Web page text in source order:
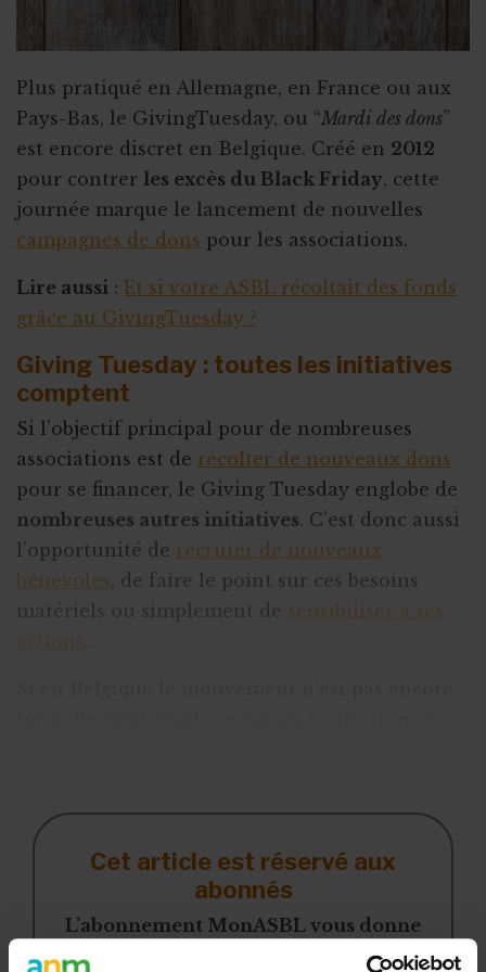
Utiliser l'actu pour faire parler de vous
Triathlon solidaire
Concentration de motos et voitures
Plus pratiqué en Allemagne, en France ou aux
Pays-Bas, le GivingTuesday, ou “Mardi des dons”
est encore discret en Belgique. Créé en 2012
pour contrer les excès du Black Friday, cette
journée marque le lancement de nouvelles
campagnes de dons pour les associations.
Lire aussi : Et si votre ASBL récoltait des fonds
grâce au GivingTuesday ?
Giving Tuesday : toutes les initiatives
comptent
Si l’objectif principal pour de nombreuses
associations est de récolter de nouveaux dons
pour se financer, le Giving Tuesday englobe de
nombreuses autres initiatives. C’est donc aussi
l’opportunité de recruter de nouveaux
bénévoles , de faire le point sur ces besoins
sensibiliser à ses
Cet article est réservé aux
abonnés
L’abonnement MonASBL vous donne
un accès complet à des ressources